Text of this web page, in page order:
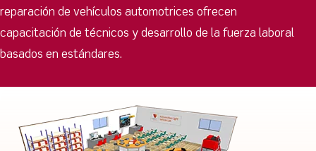
reparación de vehículos automotrices ofrecen
capacitación de técnicos y desarrollo de la fuerza laboral
basados ​​en estándares.